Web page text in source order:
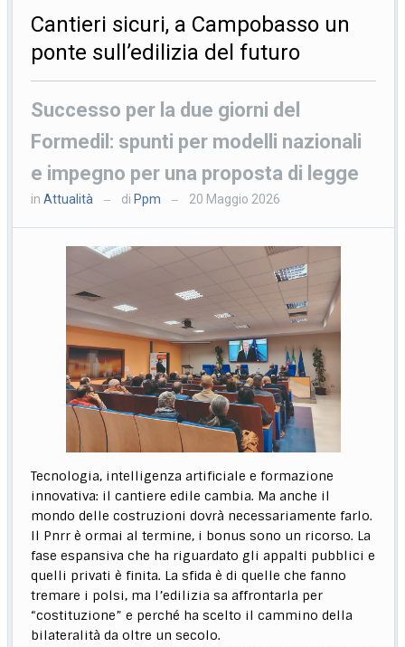
Cantieri sicuri, a Campobasso un
ponte sull’edilizia del futuro
Successo per la due giorni del
Formedil: spunti per modelli nazionali
e impegno per una proposta di legge
inAttualità — di Ppm — 20 Maggio 2026
Tecnologia, intelligenza artificiale e formazione
innovativa: il cantiere edile cambia. Ma anche il
mondo delle costruzioni dovrà necessariamente farlo.
Il Pnrr è ormai al termine, i bonus sono un ricorso. La
fase espansiva che ha riguardato gli appalti pubblici e
quelli privati è finita. La sfida è di quelle che fanno
tremare i polsi, ma l’edilizia sa affrontarla per
“costituzione” e perché ha scelto il cammino della
bilateralità da oltre un secolo.